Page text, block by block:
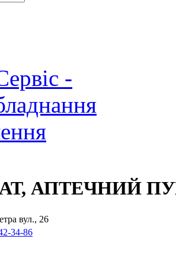
АПТЕЧНИЙ
вул., 26
34-86